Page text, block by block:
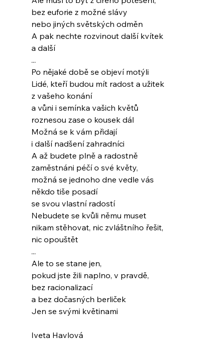
bez euforie z možné slávy
nebo jiných světských odměn
A pak nechte rozvinout další kvítek
a další
...
Po nějaké době se objeví motýli
Lidé, kteří budou mít radost a užitek
z vašeho konání
a vůni i semínka vašich květů
roznesou zase o kousek dál
Možná se k vám přidají
i další nadšení zahradníci
A až budete plně a radostně
zaměstnáni péčí o své květy,
možná se jednoho dne vedle vás
někdo tiše posadí
se svou vlastní radostí
Nebudete se kvůli němu muset
nikam stěhovat, nic zvláštního řešit,
nic opouštět
...
Ale to se stane jen,
pokud jste žili naplno, v pravdě,
bez racionalizací
a bez dočasných berliček
Jen se svými květinami
Iveta Havlová